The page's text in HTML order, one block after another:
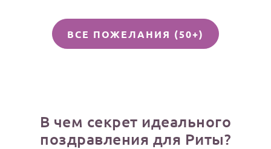
ВСЕ ПОЖЕЛАНИЯ (50+)
В чем секрет идеального
поздравления для Риты?